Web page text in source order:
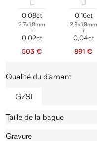
0,08ct
2,7x1,8mm
+
0,02ct
503 €
0,16ct
2,8x1,9mm
+
0,04ct
891 €
Qualité du diamant
G/SI
Taille de la bague
Gravure